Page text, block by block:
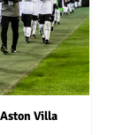
Villa